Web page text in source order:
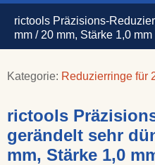
rictools Präzisions-
mm / 20 mm, Stärke 1,0 mm
Kategorie: Reduzierringe für
rictools
gerändelt sehr
mm, Stärke 1,0